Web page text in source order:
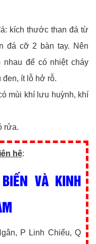
kích thước than đá từ
đá cỡ 2 bàn tay. Nên
để có nhiệt cháy
đen, ít lỗ hở rỗ.
mùi khí lưu huỳnh, khí
rửa.
hệ:
VÀ KINH
P Linh Chiểu, Q